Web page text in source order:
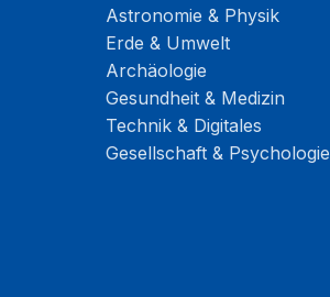
Astronomie & Physik
Erde & Umwelt
Archäologie
Gesundheit & Medizin
Technik & Digitales
Gesellschaft & Psychologie